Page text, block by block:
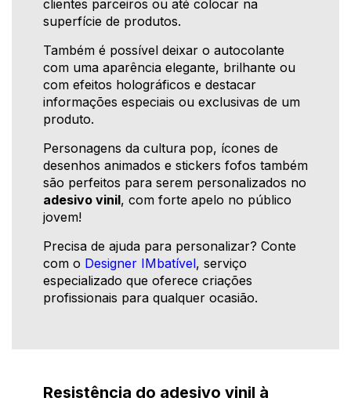
clientes parceiros ou até colocar na
superfície de produtos.
Também é possível deixar o autocolante
com uma aparência elegante, brilhante ou
com efeitos holográficos e destacar
informações especiais ou exclusivas de um
produto.
Personagens da cultura pop, ícones de
desenhos animados e stickers fofos também
são perfeitos para serem personalizados no
adesivo vinil, com forte apelo no público
jovem!
Precisa de ajuda para personalizar? Conte
com o Designer IMbatível, serviço
especializado que oferece criações
profissionais para qualquer ocasião.
Resistência do adesivo vinil à